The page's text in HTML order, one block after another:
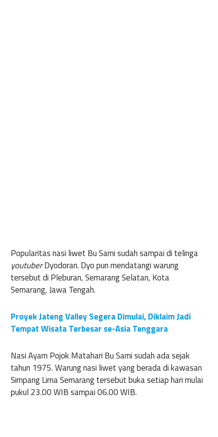
Popularitas nasi liwet Bu Sami sudah sampai di telinga
youtuberDyodoran. Dyo pun mendatangi warung
tersebut di Pleburan, Semarang Selatan, Kota
Semarang, Jawa Tengah.
Proyek Jateng Valley Segera Dimulai, Diklaim Jadi
Tempat Wisata Terbesar se-Asia Tenggara
Nasi Ayam Pojok Matahari Bu Sami sudah ada sejak
tahun 1975. Warung nasi liwet yang berada di kawasan
Simpang Lima Semarang tersebut buka setiap hari mulai
pukul 23.00 WIB sampai 06.00 WIB.